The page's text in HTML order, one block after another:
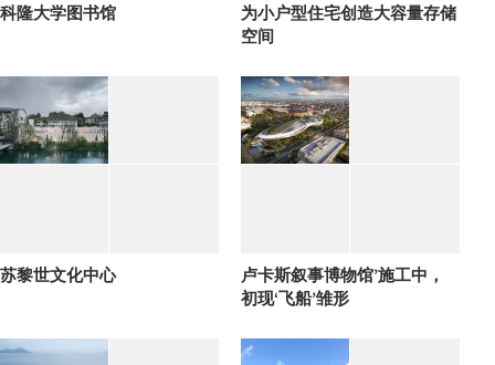
科隆大学图书馆
为小户型住宅创造大容量存储
空间
苏黎世文化中心
卢卡斯叙事博物馆’施工中，
初现‘飞船’雏形